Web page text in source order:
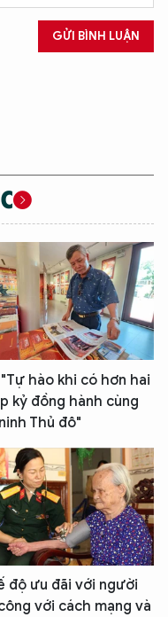
GỬI BÌNH LUẬN
"Tự hào khi có hơn hai
kỷ đồng hành cùng
Thủ đô"
độ ưu đãi với người
với cách mạng và
cần biết về
sàng hỗ trợ!